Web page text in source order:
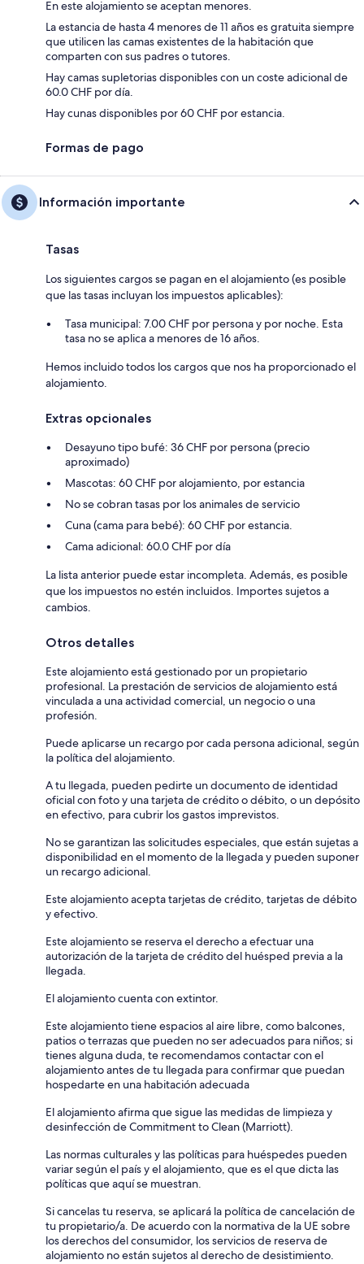
En este alojamiento se aceptan menores.
La estancia de hasta 4 menores de 11 años es gratuita siempre
que utilicen las camas existentes de la habitación que
comparten con sus padres o tutores.
Hay camas supletorias disponibles con un coste adicional de
60.0 CHF por día.
Hay cunas disponibles por 60 CHF por estancia.
Formas de pago
Información importante
Tasas
Los siguientes cargos se pagan en el alojamiento (es posible
que las tasas incluyan los impuestos aplicables):
Tasa municipal: 7.00 CHF por persona y por noche. Esta
tasa no se aplica a menores de 16 años.
Hemos incluido todos los cargos que nos ha proporcionado el
alojamiento.
Extras opcionales
Desayuno tipo bufé: 36 CHF por persona (precio
aproximado)
Mascotas: 60 CHF por alojamiento, por estancia
No se cobran tasas por los animales de servicio
Cuna (cama para bebé): 60 CHF por estancia.
Cama adicional: 60.0 CHF por día
La lista anterior puede estar incompleta. Además, es posible
que los impuestos no estén incluidos. Importes sujetos a
cambios.
Otros detalles
Este alojamiento está gestionado por un propietario
profesional. La prestación de servicios de alojamiento está
vinculada a una actividad comercial, un negocio o una
profesión.
Puede aplicarse un recargo por cada persona adicional, según
la política del alojamiento.
A tu llegada, pueden pedirte un documento de identidad
oficial con foto y una tarjeta de crédito o débito, o un depósito
en efectivo, para cubrir los gastos imprevistos.
No se garantizan las solicitudes especiales, que están sujetas a
disponibilidad en el momento de la llegada y pueden suponer
un recargo adicional.
Este alojamiento acepta tarjetas de crédito, tarjetas de débito
y efectivo.
Este alojamiento se reserva el derecho a efectuar una
autorización de la tarjeta de crédito del huésped previa a la
llegada.
El alojamiento cuenta con extintor.
Este alojamiento tiene espacios al aire libre, como balcones,
patios o terrazas que pueden no ser adecuados para niños; si
tienes alguna duda, te recomendamos contactar con el
alojamiento antes de tu llegada para confirmar que puedan
hospedarte en una habitación adecuada
El alojamiento afirma que sigue las medidas de limpieza y
desinfección de Commitment to Clean (Marriott).
Las normas culturales y las políticas para huéspedes pueden
variar según el país y el alojamiento, que es el que dicta las
políticas que aquí se muestran.
Si cancelas tu reserva, se aplicará la política de cancelación de
tu propietario/a. De acuerdo con la normativa de la UE sobre
los derechos del consumidor, los servicios de reserva de
alojamiento no están sujetos al derecho de desistimiento.